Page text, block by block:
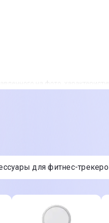
на фото,
для фитнес-